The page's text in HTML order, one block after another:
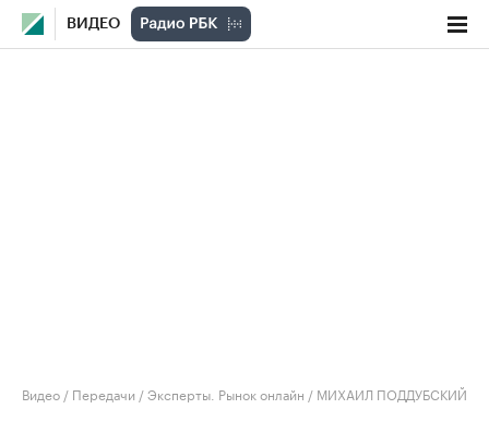
ВИДЕО
Видео / Передачи /Эксперты. Рынок онлайн / МИХАИЛ ПОДДУБСКИЙ